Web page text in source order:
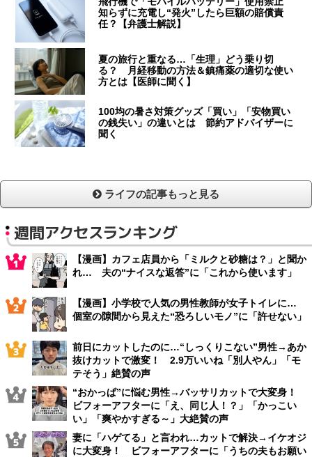
知らずに充電し“発火”したら巨額の賠償責
任？【弁護士解説】
夏の旅行と重なる…「生理」どう乗り切
る？ 月経移動の方法＆鎮痛薬の適切な使い
方とは【医師に聞く】
100均の暑さ対策グッズ「買い」「安物買い
の銭失い」の違いとは 節約アドバイザーに
聞く
ライフの記事もっと見る
週間アクセスランキング
【漫画】カフェ店員から「ミルクと砂糖は？」と聞か
れ… 夫の“ナイスな返答”に「これから使います」
【漫画】小学校で人気の男性教師が女子トイレに…
個室の隙間から見えた“恐ろしいモノ”に「許せない」
前日にカットしたのに…“しっくりこない”男性→あか
抜けカットで激変！ 2.9万いいね「別人やん」「モ
テそう」絶賛の声
“おかっぱ”に悩む男性→バッサリカットで大変身！
ビフォーアフターに「え、同じ人！？」「かっこい
い」「爽やかすぎる～」大絶賛の声
妻に「ハゲてる」と言われ…カットで解決→イケオジ
に大変身！ ビフォーアフターに「うちの夫もお願い